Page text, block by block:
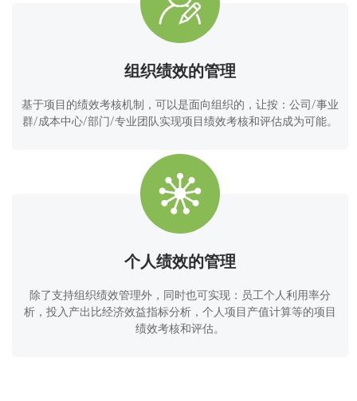
组织绩效的管理
基于项目的绩效考核机制，可以是面向组织的，让按：公司/事业
群/成本中心/部门/专业团队实现项目绩效考核和评估成为可能。
个人绩效的管理
除了支持组织绩效管理外，同时也可实现：员工个人利用率分
析，投入产出比经济效益指标分析，个人项目产值计算等的项目
绩效考核和评估。